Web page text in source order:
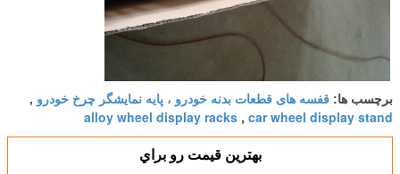
برچسب ها: قفسه های قطعات بدنه خودرو ، پایه نمایشگر چرخ خودرو ,
car wheel display stand
,
alloy wheel display racks
بهترين قيمت رو براي